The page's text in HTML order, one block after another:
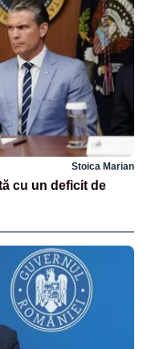
Stoica Marian
cu un deficit de